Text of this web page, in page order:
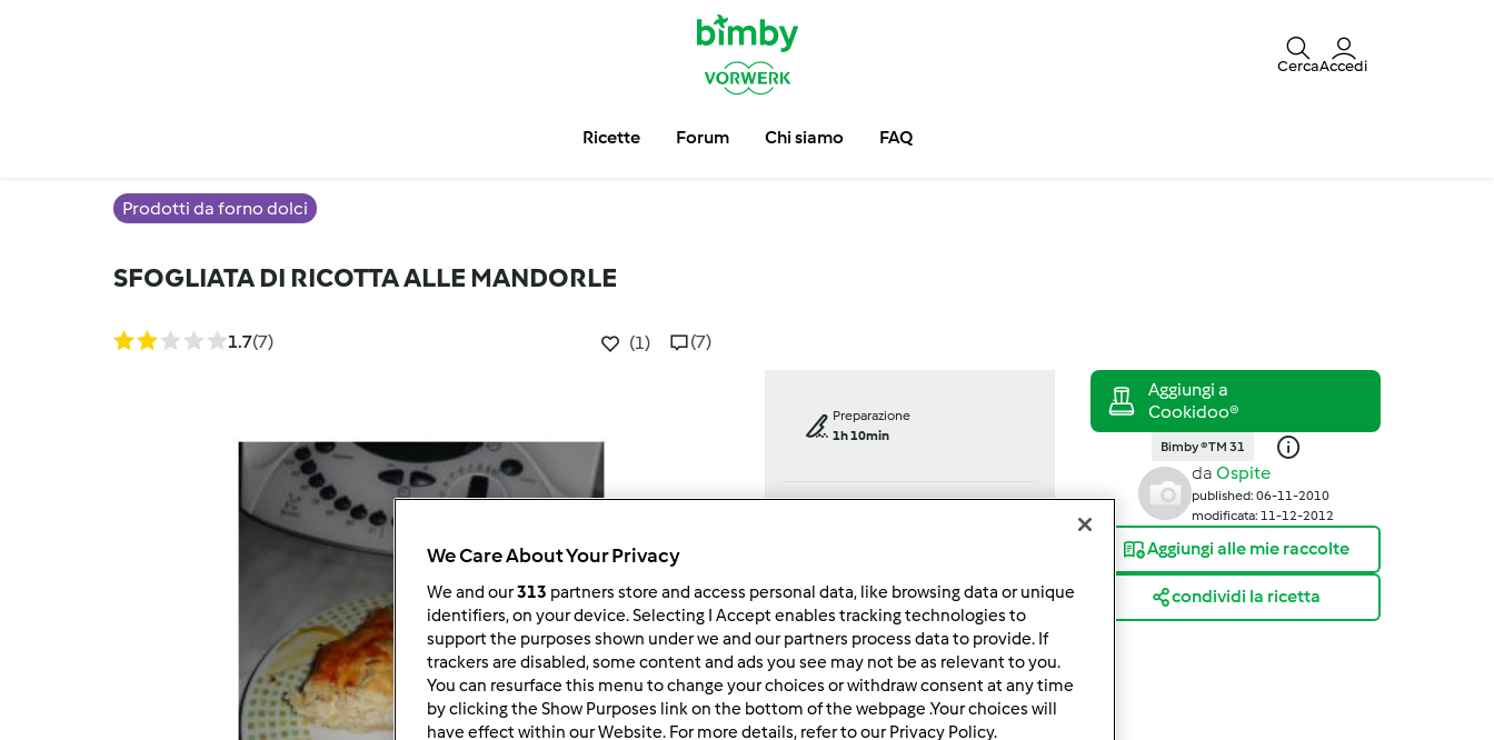
CercaAccedi
Ricette Forum Chi siamo FAQ
Prodotti da forno dolci
SFOGLIATA DI RICOTTA ALLE MANDORLE
1.7(7) (1) (7)
Preparazione
1h 10min
porzione/porzioni
8fetta/fette
Bimby ® TM 31
da Ospite
published: 06-11-2010
modificata: 11-12-2012
Aggiungi alle mie raccolte
condividi la ricetta
We Care About Your Privacy
We and our313 partners store and access personal data, like browsing data or unique
identifiers, on your device. Selecting I Accept enables tracking technologies to
support the purposes shown under we and our partners process data to provide. If
trackers are disabled, some content and ads you see may not be as relevant to you.
You can resurface this menu to change your choices or withdraw consent at any time
by clicking the Show Purposes link on the bottom of the webpage .Your choices will
have effect within our Website. For more details, refer to our Privacy Policy.